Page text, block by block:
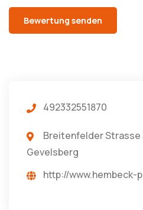
492332551870
Breitenfelder Strasse
Gevelsberg
http://www.hembeck-